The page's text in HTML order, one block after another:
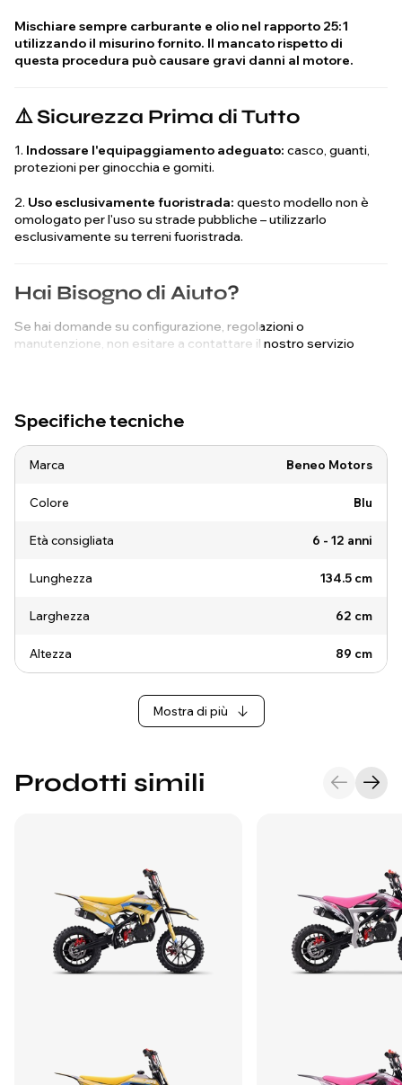
Mischiare sempre carburante e olio nel rapporto 25:1
utilizzando il misurino fornito. Il mancato rispetto di
questa procedura può causare gravi danni al motore.
⚠️ Sicurezza Prima di Tutto
1. Indossare l'equipaggiamento adeguato: casco, guanti,
protezioni per ginocchia e gomiti.
2. Uso esclusivamente fuoristrada: questo modello non è
omologato per l'uso su strade pubbliche – utilizzarlo
esclusivamente su terreni fuoristrada.
Hai Bisogno di Aiuto?
Se hai domande su configurazione, regolazioni o
manutenzione, non esitare a contattare il nostro servizio
Specifiche tecniche
Marca Beneo Motors
Colore Blu
Età consigliata 6 - 12 anni
Lunghezza 134.5 cm
Larghezza 62 cm
Altezza 89 cm
Mostra di più
Prodotti simili